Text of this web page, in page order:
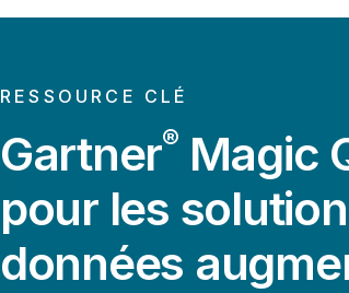
RESSOURCE CLÉ
Gartner®Magic
pour les
données